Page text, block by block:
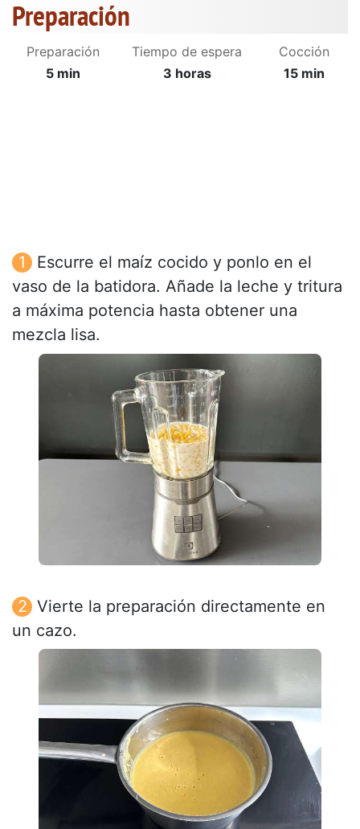
Preparación
Preparación
5 min
Tiempo de espera
3 horas
Cocción
15 min
Escurre el maíz cocido y ponlo en el
vaso de la batidora. Añade la leche y tritura
a máxima potencia hasta obtener una
mezcla lisa.
Vierte la preparación directamente en
un cazo.